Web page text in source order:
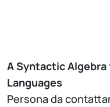
A Syntactic
Languages
Persona da